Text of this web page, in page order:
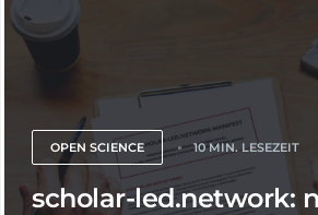
OPEN SCIENCE 10 MIN. LESEZEIT
scholar-led.network: